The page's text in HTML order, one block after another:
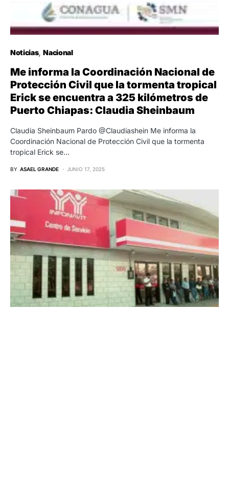
Noticias Nacional
Me informa la Coordinación Nacional de
Protección Civil que la tormenta tropical
Erick se encuentra a 325 kilómetros de
Puerto Chiapas: Claudia Sheinbaum
Claudia Sheinbaum Pardo @Claudiashein Me informa la
Coordinación Nacional de Protección Civil que la tormenta
tropical Erick se…
BY ASAEL GRANDE JUNIO 17, 2025